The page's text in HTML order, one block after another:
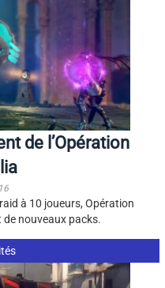
de l’Opération
à 10 joueurs, Opération
de nouveaux packs.